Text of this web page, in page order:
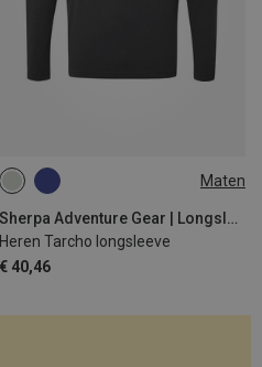
Maten
Sherpa Adventure Gear | Longsleeves
Heren Tarcho longsleeve
€ 40,46
XL